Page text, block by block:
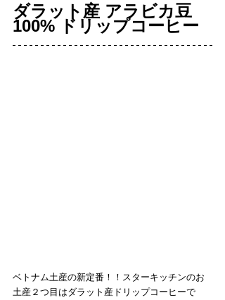
ダラット産 アラビカ豆
100% ドリップコーヒー
ベトナム土産の新定番！！スターキッチンのお
土産２つ目はダラット産ドリップコーヒーで